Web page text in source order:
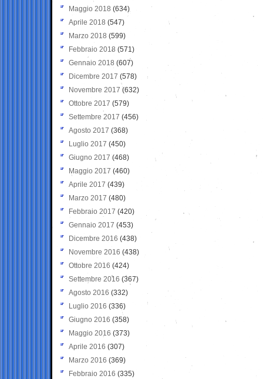
Maggio 2018 (634)
Aprile 2018 (547)
Marzo 2018 (599)
Febbraio 2018 (571)
Gennaio 2018 (607)
Dicembre 2017 (578)
Novembre 2017 (632)
Ottobre 2017 (579)
Settembre 2017 (456)
Agosto 2017 (368)
Luglio 2017 (450)
Giugno 2017 (468)
Maggio 2017 (460)
Aprile 2017 (439)
Marzo 2017 (480)
Febbraio 2017 (420)
Gennaio 2017 (453)
Dicembre 2016 (438)
Novembre 2016 (438)
Ottobre 2016 (424)
Settembre 2016 (367)
Agosto 2016 (332)
Luglio 2016 (336)
Giugno 2016 (358)
Maggio 2016 (373)
Aprile 2016 (307)
Marzo 2016 (369)
Febbraio 2016 (335)